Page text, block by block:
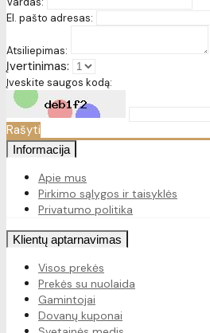
El. pašto adresas:
Atsiliepimas:
Įvertinimas:
Įveskite saugos kodą:
Rašyti
Informacija
Apie mus
Pirkimo sąlygos ir taisyklės
Privatumo politika
Klientų aptarnavimas
Visos prekės
Prekės su nuolaida
Gamintojai
Dovanų kuponai